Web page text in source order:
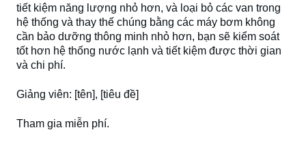
tiết kiệm năng lượng nhỏ hơn, và loại bỏ các van trong
hệ thống và thay thế chúng bằng các máy bơm không
cần bảo dưỡng thông minh nhỏ hơn, bạn sẽ kiểm soát
tốt hơn hệ thống nước lạnh và tiết kiệm được thời gian
và chi phí.
Giảng viên: [tên], [tiêu đề]
Tham gia miễn phí.